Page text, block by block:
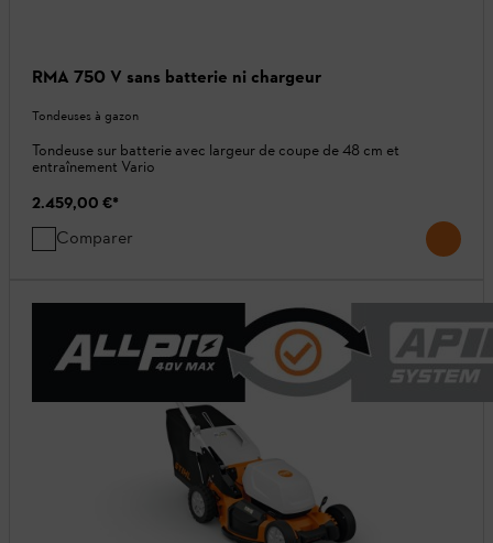
RMA 750 V sans batterie ni chargeur
Tondeuses à gazon
Tondeuse sur batterie avec largeur de coupe de 48 cm et
entraînement Vario
2.459,00 €*
Comparer